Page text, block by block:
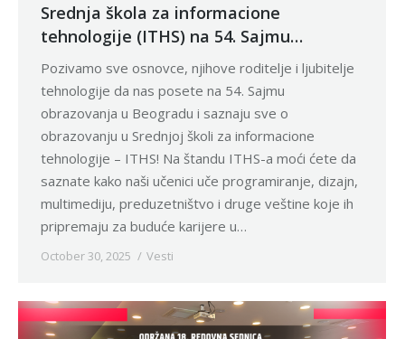
Srednja škola za informacione
tehnologije (ITHS) na 54. Sajmu
obrazovanja – Upoznajte školu
budućnosti!
Pozivamo sve osnovce, njihove roditelje i ljubitelje
tehnologije da nas posete na 54. Sajmu
obrazovanja u Beogradu i saznaju sve o
obrazovanju u Srednjoj školi za informacione
tehnologije – ITHS! Na štandu ITHS-a moći ćete da
saznate kako naši učenici uče programiranje, dizajn,
multimediju, preduzetništvo i druge veštine koje ih
pripremaju za buduće karijere u…
October 30, 2025 Vesti